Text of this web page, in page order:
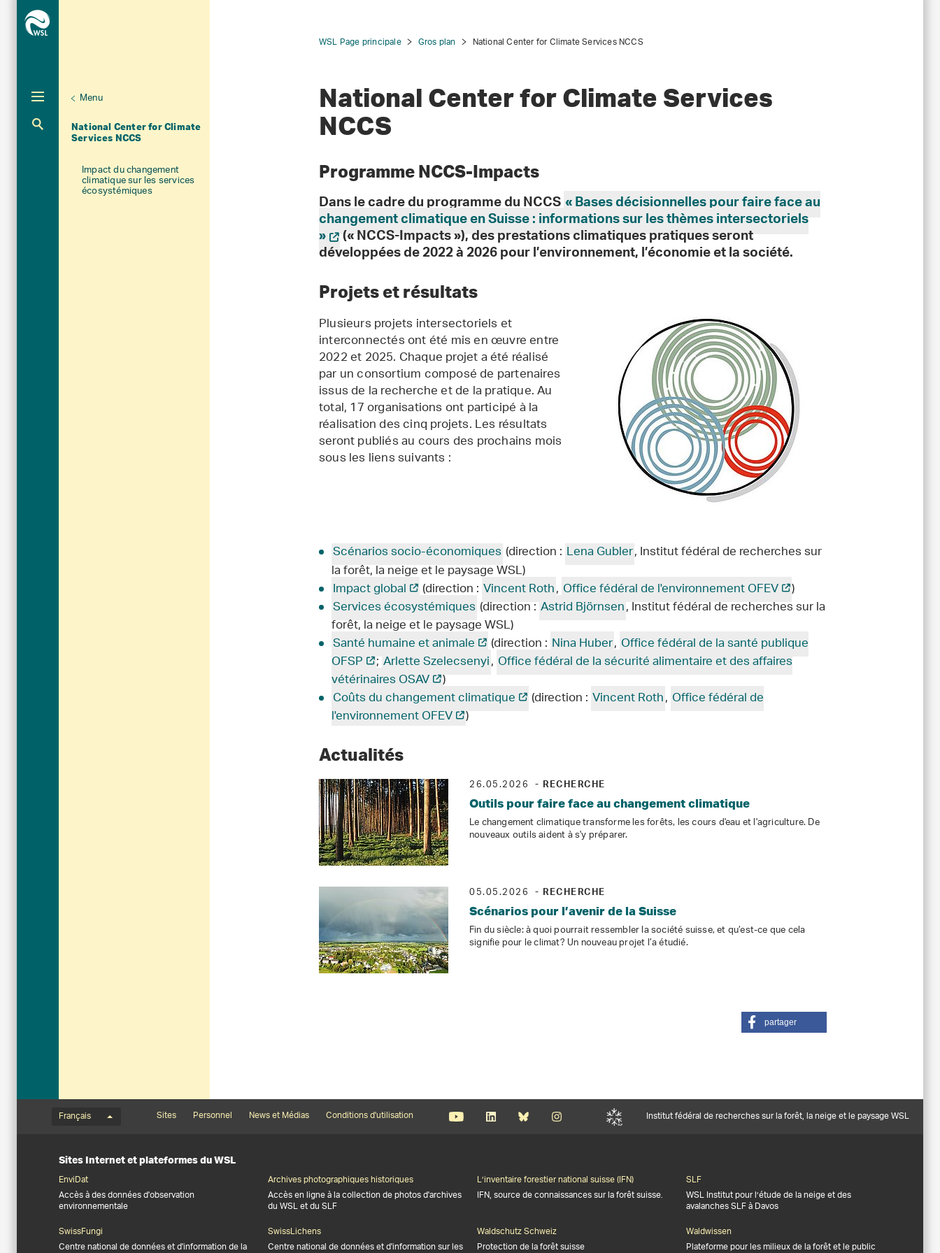
Gros plan
Unternavigation
Menu
National Center for Climate
Services NCCS
Aktuelle Navigation
Impact du changement
climatique sur les services
écosystémiques
WSL Page principale Gros plan National Center for Climate Services NCCS
National Center for Climate Services
NCCS
Programme NCCS-Impacts
Dans le cadre du programme du NCCS« Bases décisionnelles pour faire face au
changement climatique en Suisse : informations sur les thèmes intersectoriels
» (« NCCS-Impacts »), des prestations climatiques pratiques seront
développées de 2022 à 2026 pour l’environnement, l’économie et la société.
Projets et résultats
Plusieurs projets intersectoriels et
interconnectés ont été mis en œuvre entre
2022 et 2025. Chaque projet a été réalisé
par un consortium composé de partenaires
issus de la recherche et de la pratique. Au
total, 17 organisations ont participé à la
réalisation des cinq projets. Les résultats
seront publiés au cours des prochains mois
sous les liens suivants :
Scénarios socio-économiques (direction : Lena Gubler, Institut fédéral de recherches sur
la forêt, la neige et le paysage WSL)
Impact global (direction :Vincent Roth, Office fédéral de l'environnement OFEV )
Services écosystémiques (direction :Astrid Björnsen, Institut fédéral de recherches sur la
forêt, la neige et le paysage WSL)
Santé humaine et animale (direction : Nina Huber, Office fédéral de la santé publique
OFSP ;Arlette Szelecsenyi, Office fédéral de la sécurité alimentaire et des affaires
vétérinaires OSAV )
Coûts du changement climatique (direction :Vincent Roth, Office fédéral de
l'environnement OFEV )
Actualités
26.05.2026 - RECHERCHE
Outils pour faire face au changement climatique
Le changement climatique transforme les forêts, les cours d'eau et l'agriculture. De
nouveaux outils aident à s'y préparer.
05.05.2026 - RECHERCHE
Scénarios pour l’avenir de la Suisse
Fin du siècle: à quoi pourrait ressembler la société suisse, et qu’est-ce que cela
signifie pour le climat? Un nouveau projet l’a étudié.
partager
Menu de langue
Français
Footernavigation
Sites Personnel News et Médias Conditions d'utilisation Institut fédéral de recherches sur la forêt, la neige et le paysage WSL
Sites Internet et plateformes du WSL
EnviDat
Accès à des données d'observation
environnementale
Archives photographiques historiques
Accès en ligne à la collection de photos d'archives
du WSL et du SLF
L’inventaire forestier national suisse (IFN)
IFN, source de connaissances sur la forêt suisse.
SLF
WSL Institut pour l’étude de la neige et des
avalanches SLF à Davos
SwissFungi
Centre national de données et d'information de la
SwissLichens
Centre national de données et d'information sur les
Waldschutz Schweiz
Protection de la forêt suisse
Waldwissen
Plateforme pour les milieux de la forêt et le public